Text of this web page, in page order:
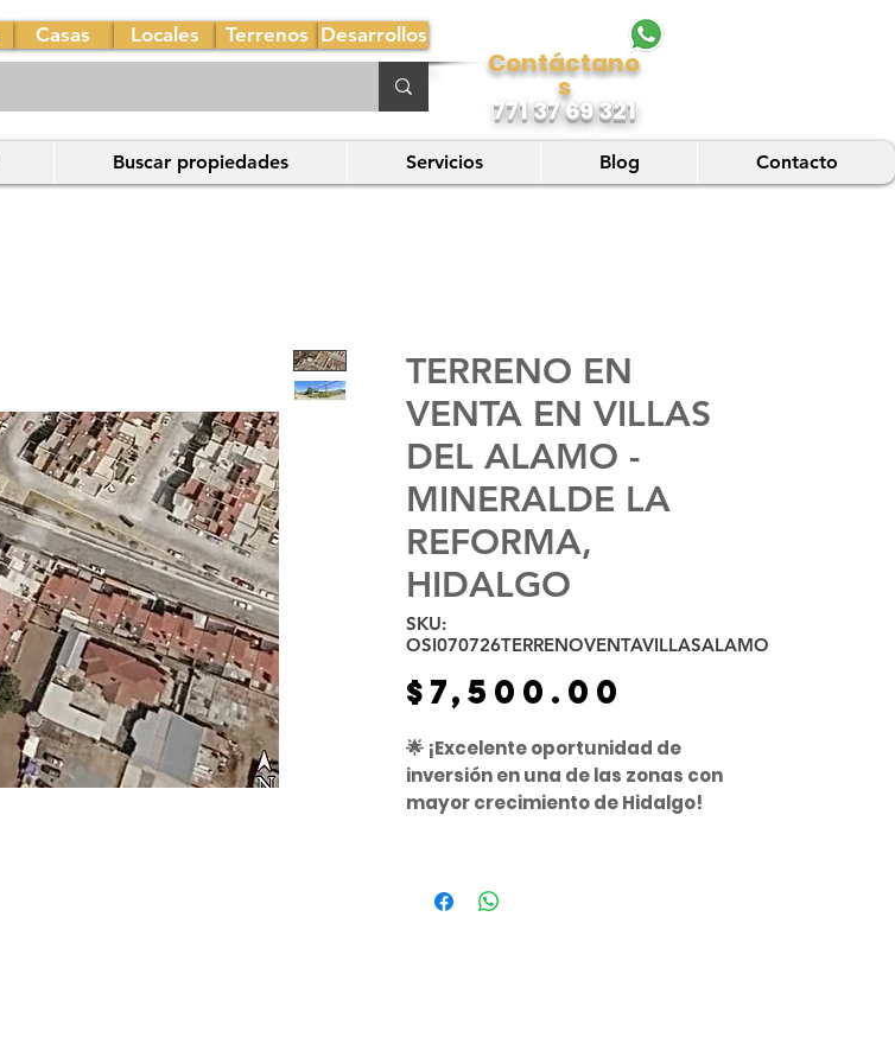
Casas Locales Terrenos Desarrollos
Contáctano
s
771 37 69 321
Buscar propiedades Servicios Blog Contacto
TERRENO EN
VENTA EN VILLAS
DEL ALAMO -
MINERALDE LA
REFORMA,
HIDALGO
SKU:
OSI070726TERRENOVENTAVILLASALAMO
$7,500.00
🌟 ¡Excelente oportunidad de
inversión en una de las zonas con
mayor crecimiento de Hidalgo!
Mineral de la Reforma, Hidalgo